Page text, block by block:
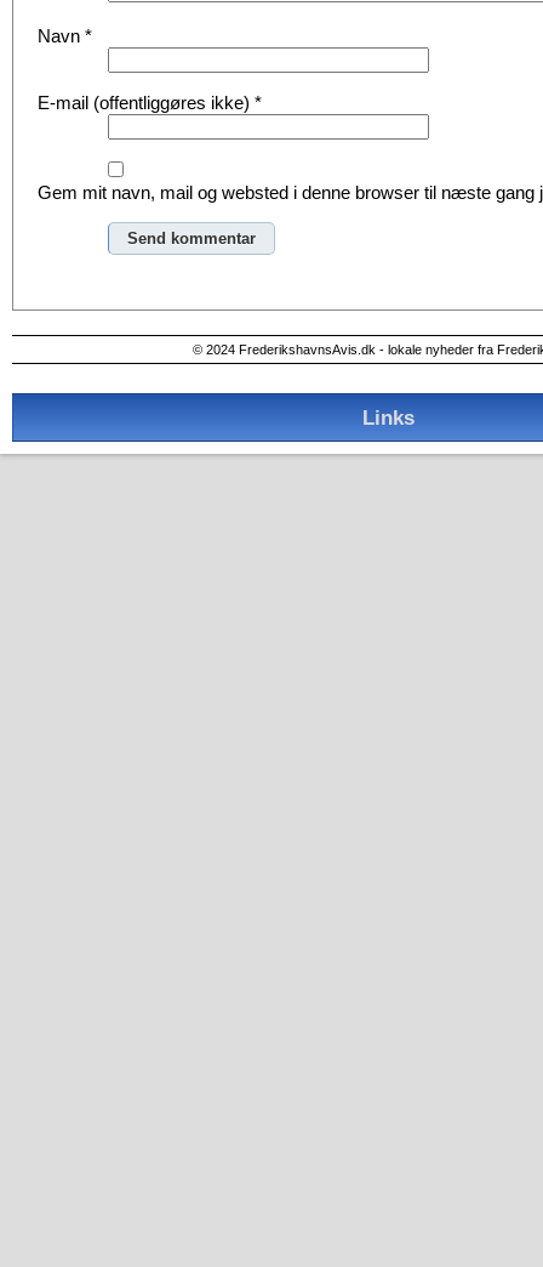
Navn *
E-mail (offentliggøres ikke) *
Gem mit navn, mail og websted i denne browser til næste gang
© 2024 FrederikshavnsAvis.dk - lokale nyheder fra
Links